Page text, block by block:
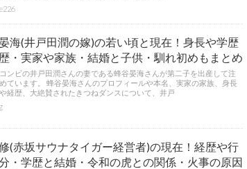
海(井戸田潤の嫁)の若い頃と現在！身長や学歴
・実家や家族・結婚と子供・馴れ初めもまとめ
ンビの井戸田潤さんの妻である蜂谷晏海さんが第二子を出産して注
ています。 蜂谷晏海さんのプロフィールや本名、実家の家族、身長
経歴、大絶賛されたきつねダンスについて、井戸
(赤坂サウナタイガー経営者)の現在！経歴や行
・学歴と結婚・令和の虎との関係・火事の原因